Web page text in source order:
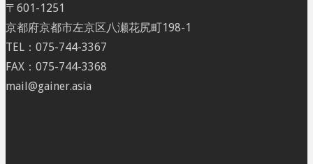
〒601-1251
京都府京都市左京区八瀬花尻町198-1
TEL：075-744-3367
FAX：075-744-3368
mail@gainer.asia